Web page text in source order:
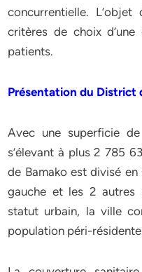
concurrentielle.
critères de choix
patients.
Présentation du District
Avec une superficie
s’élevant à plus 2 785
de Bamako est divisé
gauche et les 2
statut urbain, la ville
population péri-